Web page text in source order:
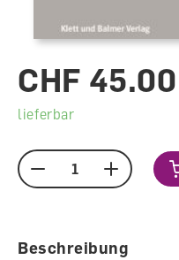
CHF 45.00
lieferbar
Menge
Beschreibung